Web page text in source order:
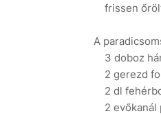
frissen
A
3 doboz
2 gerezd
2 dl
2 evőkanál